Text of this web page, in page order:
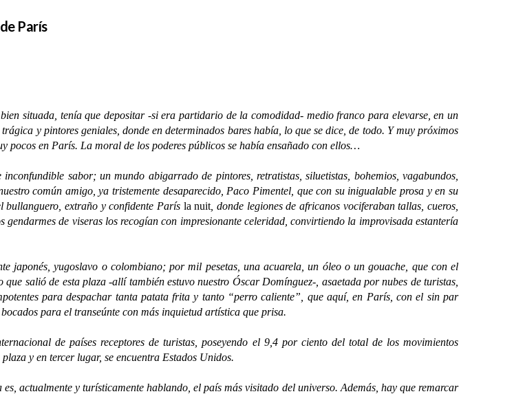
París
situada, tenía que depositar -si era partidario de la comodidad- medio franco para elevarse, en un
y pintores geniales, donde en determinados bares había, lo que se dice, de todo. Y muy próximos
pocos en París. La moral de los poderes públicos se había ensañado con ellos…
sabor; un mundo abigarrado de pintores, retratistas, siluetistas, bohemios, vagabundos,
común amigo, ya tristemente desaparecido, Paco Pimentel, que con su inigualable prosa y en su
bullanguero, extraño y confidente París la nuit , donde legiones de africanos vociferaban tallas, cueros,
de viseras los recogían con impresionante celeridad, convirtiendo la improvisada estantería
yugoslavo o colombiano; por mil pesetas, una acuarela, un óleo o un gouache, que con el
salió de esta plaza -allí también estuvo nuestro Óscar Domínguez-, asaetada por nubes de turistas,
para despachar tanta patata frita y tanto “perro caliente”, que aquí, en París, con el sin par
para el transeúnte con más inquietud artística que prisa.
de países receptores de turistas, poseyendo el 9,4 por ciento del total de los movimientos
y en tercer lugar, se encuentra Estados Unidos.
y turísticamente hablando, el país más visitado del universo. Además, hay que remarcar